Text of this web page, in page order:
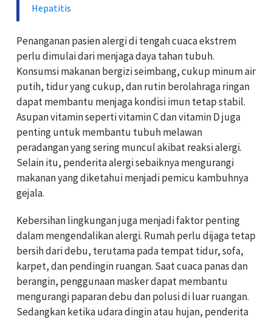
Hepatitis
Penanganan pasien alergi di tengah cuaca ekstrem
perlu dimulai dari menjaga daya tahan tubuh.
Konsumsi makanan bergizi seimbang, cukup minum air
putih, tidur yang cukup, dan rutin berolahraga ringan
dapat membantu menjaga kondisi imun tetap stabil.
Asupan vitamin seperti vitamin C dan vitamin D juga
penting untuk membantu tubuh melawan
peradangan yang sering muncul akibat reaksi alergi.
Selain itu, penderita alergi sebaiknya mengurangi
makanan yang diketahui menjadi pemicu kambuhnya
gejala.
Kebersihan lingkungan juga menjadi faktor penting
dalam mengendalikan alergi. Rumah perlu dijaga tetap
bersih dari debu, terutama pada tempat tidur, sofa,
karpet, dan pendingin ruangan. Saat cuaca panas dan
berangin, penggunaan masker dapat membantu
mengurangi paparan debu dan polusi di luar ruangan.
Sedangkan ketika udara dingin atau hujan, penderita